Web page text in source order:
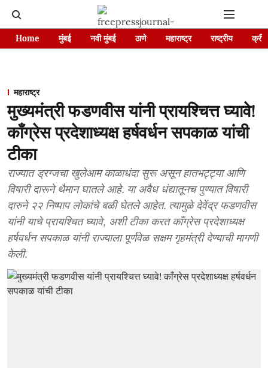
Home मुंबई नवी मुंबई ठाणे महाराष्ट्र राष्ट्रीय
महाराष्ट्र
मुख्यमंत्री फडणवीस यांनी प्रायश्चित्त घ्यावे!
काँग्रेस प्रदेशाध्यक्ष हर्षवर्धन सपकाळ यांची
टीका
राज्यात ड्रग्जचा खुलेआम काळाधंदा सुरू असून हातभट्ट्या आणि
विषारी दारूने थैमान घातले आहे. या अवैध धंद्यातूनच पुण्यात विषारी
दारुने २२ निष्पाप लोकांचे बळी घेतले आहेत. त्यामुळे देवेंद्र फडणवीस
यांनी याचे प्रायश्चित घ्यावे, अशी टीका करत काँग्रेस प्रदेशाध्यक्ष
हर्षवर्धन सपकाळ यांनी राज्याला पूर्णवेळ सक्षम गृहमंत्री देण्याची मागणी
केली.